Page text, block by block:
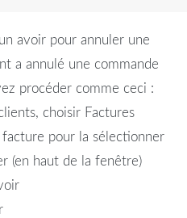
avoir pour annuler une
a annulé une commande
procéder comme ceci :
choisir Factures
pour la sélectionner
(en haut de la fenêtre)